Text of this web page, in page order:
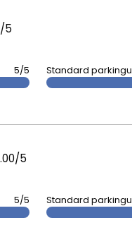
5
5/5 Standard parkingu
5
5/5 Standard parkingu